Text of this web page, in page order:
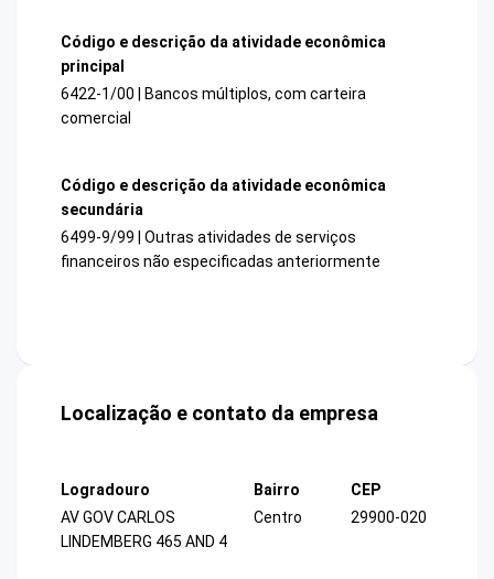
Código e descrição da atividade econômica
principal
6422-1/00 | Bancos múltiplos, com carteira
comercial
Código e descrição da atividade econômica
secundária
6499-9/99 | Outras atividades de serviços
financeiros não especificadas anteriormente
Localização e contato da empresa
Logradouro
AV GOV CARLOS
LINDEMBERG 465 AND 4
Bairro
Centro
CEP
29900-020